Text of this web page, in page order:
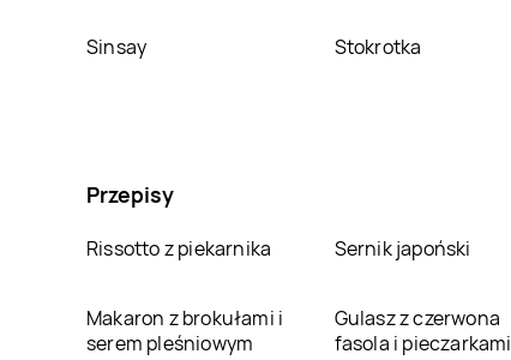
Sinsay Stokrotka
Przepisy
Rissotto z piekarnika Sernik japoński
Makaron z brokułami i
serem pleśniowym
Gulasz z czerwona
fasola i pieczarkami